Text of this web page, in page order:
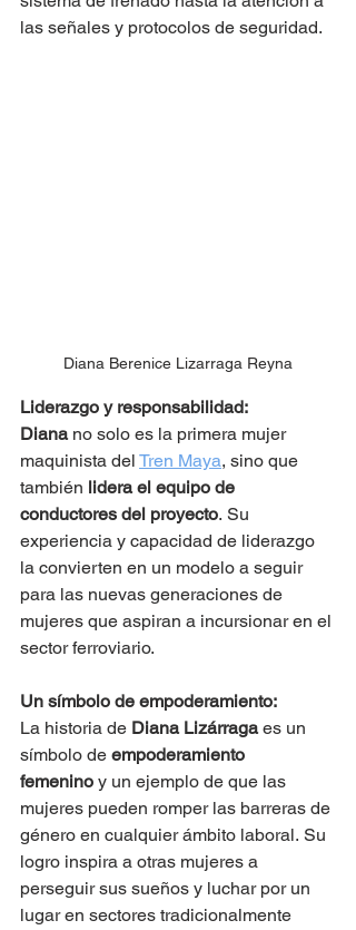
las señales y protocolos de seguridad.
Diana Berenice Lizarraga Reyna
Liderazgo y responsabilidad:
Diana no solo es la primera mujer
maquinista del Tren Maya, sino que
también lidera el equipo de
conductores del proyecto. Su
experiencia y capacidad de liderazgo
la convierten en un modelo a seguir
para las nuevas generaciones de
mujeres que aspiran a incursionar en el
sector ferroviario.
Un símbolo de empoderamiento:
La historia de Diana Lizárraga es un
símbolo de empoderamiento
femenino y un ejemplo de que las
mujeres pueden romper las barreras de
género en cualquier ámbito laboral. Su
logro inspira a otras mujeres a
perseguir sus sueños y luchar por un
lugar en sectores tradicionalmente